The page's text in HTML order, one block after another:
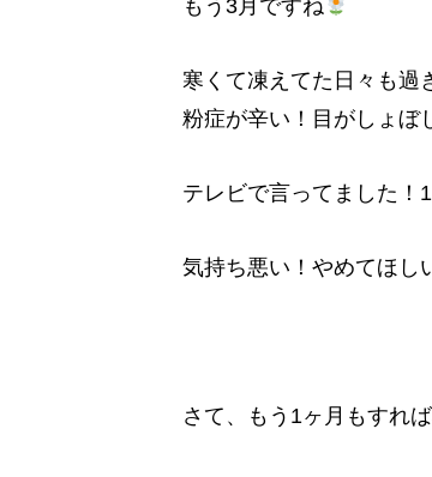
もう3月ですね
寒くて凍えてた日々も
粉症が辛い！目がしょぼ
テレビで言ってました！
気持ち悪い！やめてほし
さて、もう1ヶ月もすれ